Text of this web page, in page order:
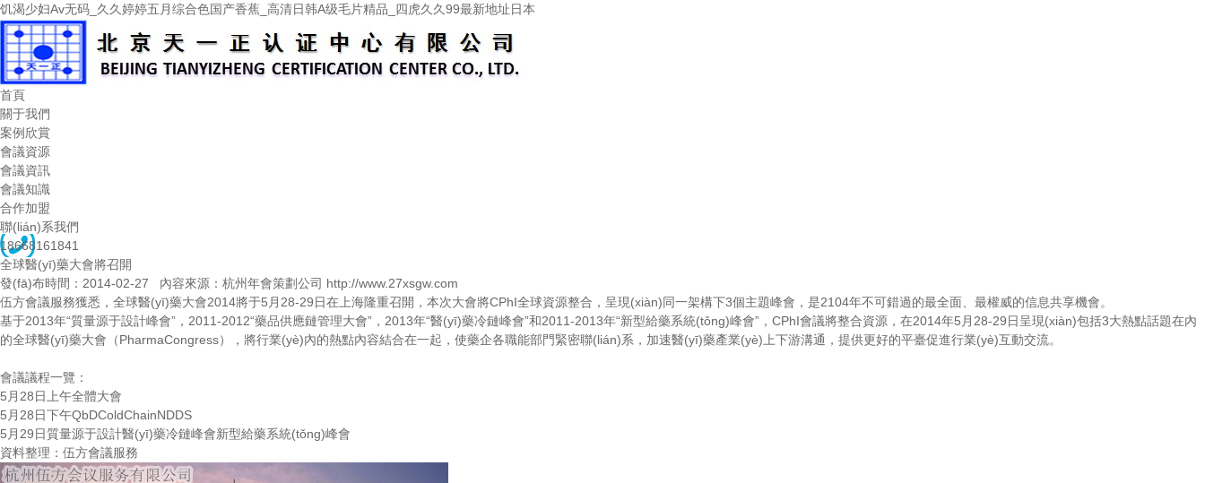
饥渴少妇Av无码_久久婷婷五月综合色国产香蕉_高清日韩A级毛片精品_四虎久久99最新地址日本
首頁
關于我們
案例欣賞
會議資源
會議資訊
會議知識
合作加盟
聯(lián)系我們
18668161841
全球醫(yī)藥大會將召開
發(fā)布時間：2014-02-27 內容來源：杭州年會策劃公司 http://www.27xsgw.com
伍方會議服務獲悉，全球醫(yī)藥大會2014將于5月28-29日在上海隆重召開，本次大會將CPhI全球資源整合，呈現(xiàn)同一架構下3個主題峰會，是2104年不可錯過的最全面、最權威的信息共享機會。
基于2013年“質量源于設計峰會”，2011-2012“藥品供應鏈管理大會”，2013年“醫(yī)藥冷鏈峰會”和2011-2013年“新型給藥系統(tǒng)峰會”，CPhI會議將整合資源，在2014年5月28-29日呈現(xiàn)包括3大熱點話題在內
的全球醫(yī)藥大會（PharmaCongress），將行業(yè)內的熱點內容結合在一起，使藥企各職能部門緊密聯(lián)系，加速醫(yī)藥產業(yè)上下游溝通，提供更好的平臺促進行業(yè)互動交流。
會議議程一覽：
5月28日上午全體大會
5月28日下午QbDColdChainNDDS
5月29日質量源于設計醫(yī)藥冷鏈峰會新型給藥系統(tǒng)峰會
資料整理： 伍方會議服務